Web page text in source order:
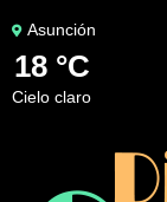
Asunción
18 °C
cielo claro